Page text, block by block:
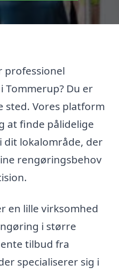
professionel
Du er
sted. Vores platform
at finde pålidelige
lokalområde, der
rengøringsbehov
en lille virksomhed
i større
tilbud fra
specialiserer sig i